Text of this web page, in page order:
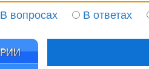
В вопросах В ответах